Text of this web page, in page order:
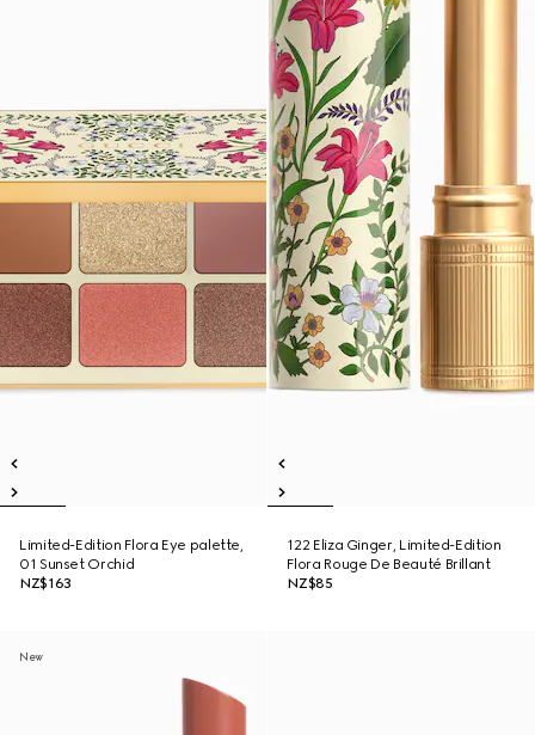
Limited-Edition Flora Eye palette,
01 Sunset Orchid
NZ$163
122 Eliza Ginger, Limited-Edition
Flora Rouge De Beauté Brillant
NZ$85
New